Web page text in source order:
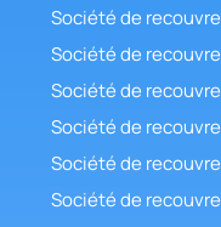
Société de
Société de
Société de
Société de
Société de
Société de